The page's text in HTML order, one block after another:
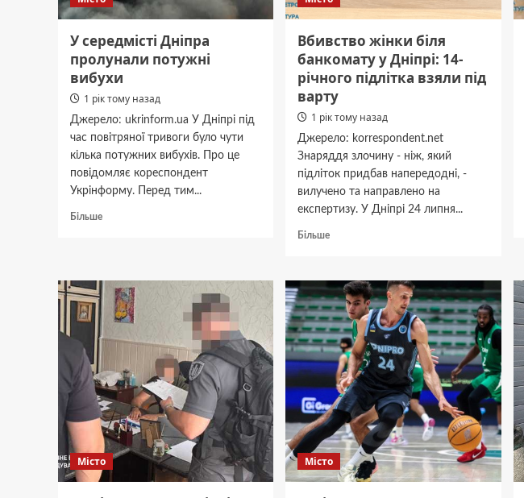
У середмісті Дніпра
пролунали потужні
вибухи
1 рік тому назад
Джерело: ukrinform.ua У Дніпрі під
час повітряної тривоги було чути
кілька потужних вибухів. Про це
повідомляє кореспондент
Укрінформу. Перед тим...
БільшеДокладніше
пролунали
потужні
вибухи
Вбивство жінки біля
банкомату у Дніпрі: 14-
річного підлітка взяли під
варту
1 рік тому назад
Джерело: korrespondent.net
Знаряддя злочину - ніж, який
підліток придбав напередодні, -
вилучено та направлено на
експертизу. У Дніпрі 24 липня...
БільшеДокладніше
жінки
біля
банкомату
у
Дніпрі:
14-
річного
підлітка
взяли
під
варту
Місто Місто